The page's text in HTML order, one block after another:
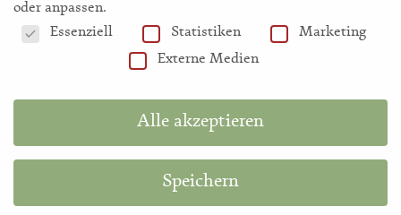
Shop
Hilfe
Information in English
oder anpassen.
Datenschutzeinstellungen
Essenziell Statistiken
Marketing
Externe Medien
Alle akzeptieren
Speichern